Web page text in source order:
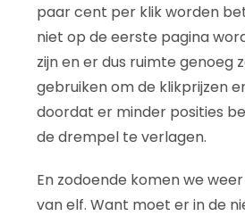
paar cent per klik worden
niet op de eerste pagina
zijn en er dus ruimte genoeg
gebruiken om de klikprijzen
doordat er minder posities
de drempel te verlagen.
En zodoende komen we
van elf. Want moet er in de